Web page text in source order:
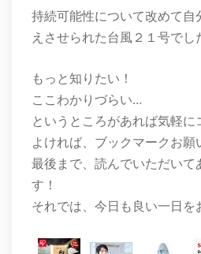
持続可能性について改めて
えさせられた台風２１号でし
もっと知りたい！
ここわかりづらい…
というところがあれば気軽に
よければ、ブックマークお願
最後まで、読んでいただいて
す！
それでは、今日も良い一日を